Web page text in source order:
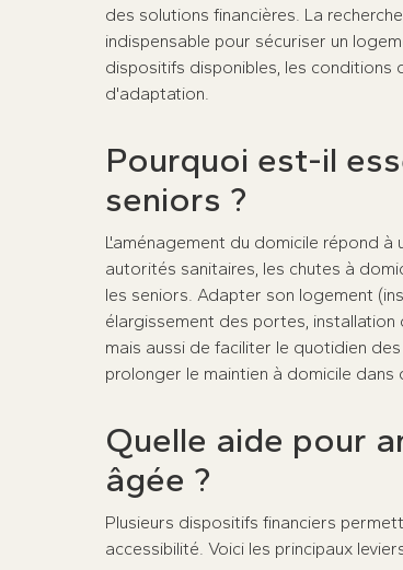
des solutions financières. La
indispensable pour sécuriser un
dispositifs disponibles, les conditions
d'adaptation.
Pourquoi est-il
seniors ?
L'aménagement du domicile répond à
autorités sanitaires, les chutes à
les seniors. Adapter son logement
élargissement des portes,
mais aussi de faciliter le quotidien
prolonger le maintien à domicile
Quelle aide pour
âgée ?
Plusieurs dispositifs financiers
accessibilité. Voici les principaux